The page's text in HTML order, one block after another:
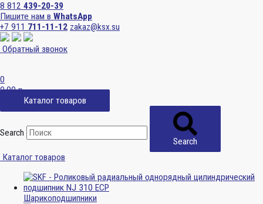
8 812 439-20-39
Пишите нам в WhatsApp
+7 911 711-11-12 zakaz@ksx.su
Обратный звонок
0
0,00р.
Каталог товаров
Search
Search
Каталог товаров
Шарикоподшипники